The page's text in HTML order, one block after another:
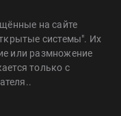
на сайте
системы". Их
или размножение
только с